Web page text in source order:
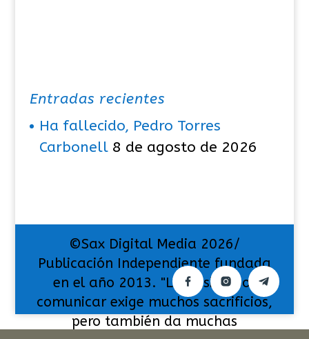
Entradas recientes
Ha fallecido, Pedro Torres
Carbonell 8 de agosto de 2026
©Sax Digital Media 2026/
Publicación Independiente fundada
en el año 2013. "La pasión por
comunicar exige muchos sacrificios,
pero también da muchas